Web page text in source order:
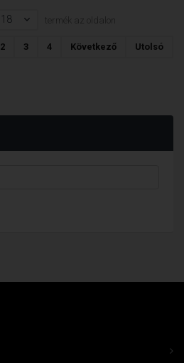
18 termék az oldalon
2 3 4 Következő Utolsó